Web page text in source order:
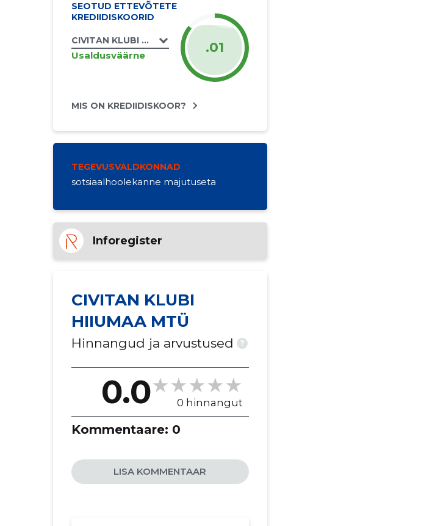
SEOTUD ETTEVÕTETE
KREDIIDISKOORID
CIVITAN KLUBI HIIUMAA MTÜ
Usaldusväärne .01
MIS ON KREDIIDISKOOR?
TEGEVUSVALDKONNAD
sotsiaalhoolekanne majutuseta
Inforegister
CIVITAN KLUBI
HIIUMAA MTÜ
Hinnangud ja arvustused ?
0.0 0 hinnangut
Kommentaare: 0
LISA KOMMENTAAR